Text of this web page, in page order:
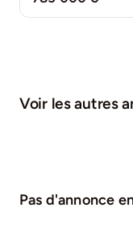
Voir les autres
Pas d'annonce